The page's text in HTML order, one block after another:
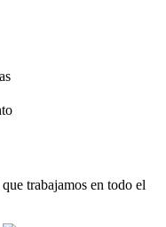
trabajamos en todo el